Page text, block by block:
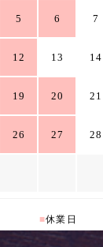
5 6 7
12 13 14
19 20 21
26 27 28
■休業日